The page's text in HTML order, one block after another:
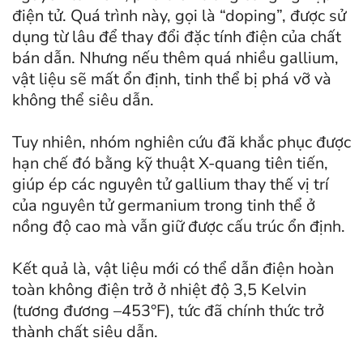
điện tử. Quá trình này, gọi là “doping”, được sử
dụng từ lâu để thay đổi đặc tính điện của chất
bán dẫn. Nhưng nếu thêm quá nhiều gallium,
vật liệu sẽ mất ổn định, tinh thể bị phá vỡ và
không thể siêu dẫn.
Tuy nhiên, nhóm nghiên cứu đã khắc phục được
hạn chế đó bằng kỹ thuật X-quang tiên tiến,
giúp ép các nguyên tử gallium thay thế vị trí
của nguyên tử germanium trong tinh thể ở
nồng độ cao mà vẫn giữ được cấu trúc ổn định.
Kết quả là, vật liệu mới có thể dẫn điện hoàn
toàn không điện trở ở nhiệt độ 3,5 Kelvin
(tương đương –453°F), tức đã chính thức trở
thành chất siêu dẫn.